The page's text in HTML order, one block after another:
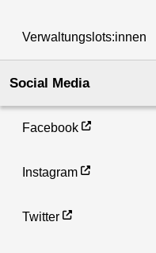
Verwaltungslots:innen
Social Media
Facebook
Instagram
Twitter